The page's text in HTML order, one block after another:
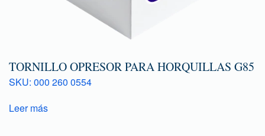
TORNILLO OPRESOR PARA HORQUILLAS G85
SKU: 000 260 0554
Leer más